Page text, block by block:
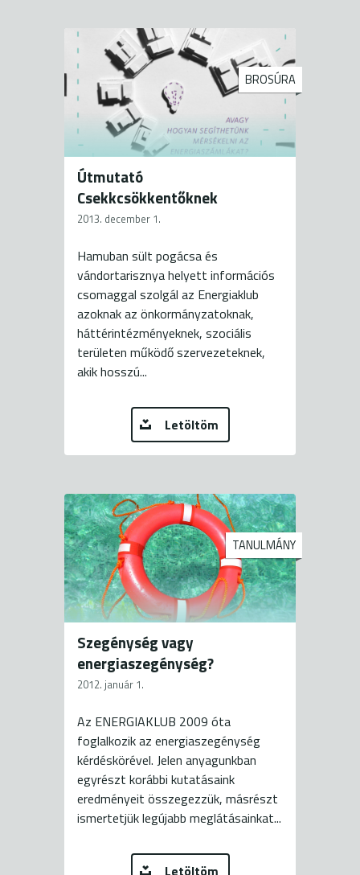
BROSÚRA
Útmutató
Csekkcsökkentőknek
2013. december 1.
Hamuban sült pogácsa és
vándortarisznya helyett információs
csomaggal szolgál az Energiaklub
azoknak az önkormányzatoknak,
háttérintézményeknek, szociális
területen működő szervezeteknek,
akik hosszú...
Letöltöm
TANULMÁNY
Szegénység vagy
energiaszegénység?
2012. január 1.
Az ENERGIAKLUB 2009 óta
foglalkozik az energiaszegénység
kérdéskörével. Jelen anyagunkban
egyrészt korábbi kutatásaink
eredményeit összegezzük, másrészt
ismertetjük legújabb meglátásainkat...
Letöltöm